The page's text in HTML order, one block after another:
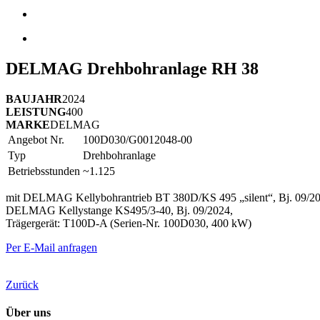
DELMAG Drehbohranlage RH 38
BAUJAHR2024
LEISTUNG400
MARKEDELMAG
Angebot Nr.
100D030/G0012048-00
Typ
Drehbohranlage
Betriebsstunden ~1.125
mit DELMAG Kellybohrantrieb BT 380D/KS 495 „silent“, Bj. 09/
DELMAG Kellystange KS495/3-40, Bj. 09/2024,
Trägergerät: T100D-A (Serien-Nr. 100D030, 400 kW)
Per E-Mail anfragen
Zurück
Über uns